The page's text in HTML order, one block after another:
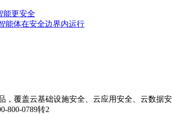
能更安全
能体在安全边界内运行
，覆盖云基础设施安全、云应用安全、云数据
800-0789转2